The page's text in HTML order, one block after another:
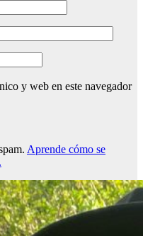
y web en este navegador
Aprende cómo se